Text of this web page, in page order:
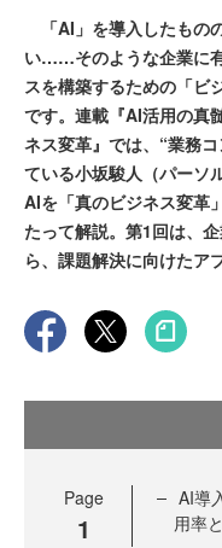
「AI」を導入したもの
い……そのような企業に
スを構築するための「ビ
です。連載『AI活用の真
ネス変革』では、“業務
ている小坂駿人（パーソ
AIを「真のビジネス変革
たって解説。第1回は、
ら、課題解決に向けたア
Page
1
AI導
用率